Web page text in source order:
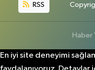
RSS
Haber
En iyi site deneyimi